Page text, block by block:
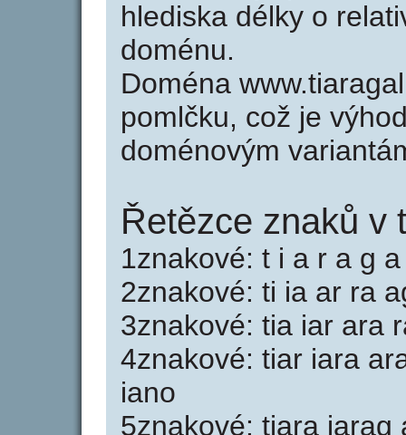
hlediska délky o
doménu.
Doména
pomlčku, což je
doménovým
Řetězce znaků v
1znakové: t i a r a g
2znakové: ti ia ar ra
3znakové: tia iar ara
4znakové: tiar iara
iano
5znakové: tiara iarag